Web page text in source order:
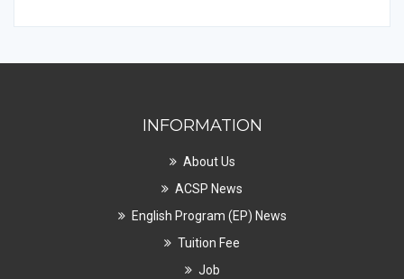
INFORMATION
About Us
ACSP News
English Program (EP) News
Tuition Fee
Job